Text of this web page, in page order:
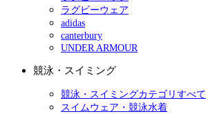
ラグビーウェア
adidas
canterbury
UNDER ARMOUR
競泳・スイミング
競泳・スイミングカテゴリすべて
スイムウェア・競泳水着